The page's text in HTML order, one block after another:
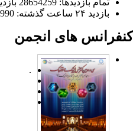
تمام بازدید‌ها: 28654259 بازدید
بازدید ۲۴ ساعت گذشته: 32990 بازدید
کنفرانس های انجمن
.